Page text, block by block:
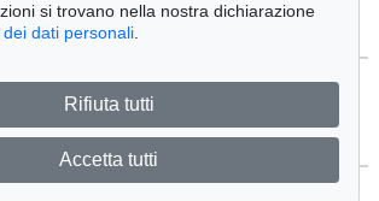
Dei Dati
si trovano nella nostra dichiarazione
dati personali
Rifiuta tutti
Accetta tutti